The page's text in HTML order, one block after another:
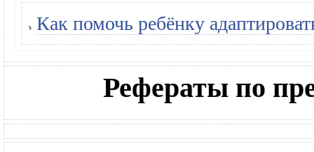
Как помочь ребёнку
Рефераты по